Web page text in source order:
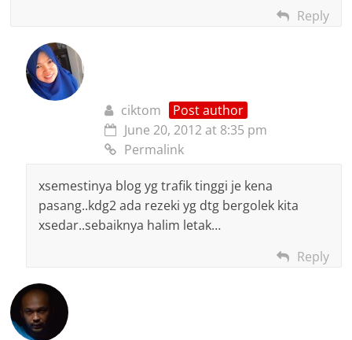
Reply
ciktom
Post author
June 20, 2012 at 8:35 pm
Permalink
xsemestinya blog yg trafik tinggi je kena
pasang..kdg2 ada rezeki yg dtg bergolek kita
xsedar..sebaiknya halim letak…
Reply